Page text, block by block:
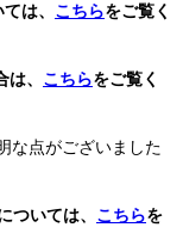
は、 こちらをご覧く
、 こちらをご覧く
な点がございました
いては、 こちらを